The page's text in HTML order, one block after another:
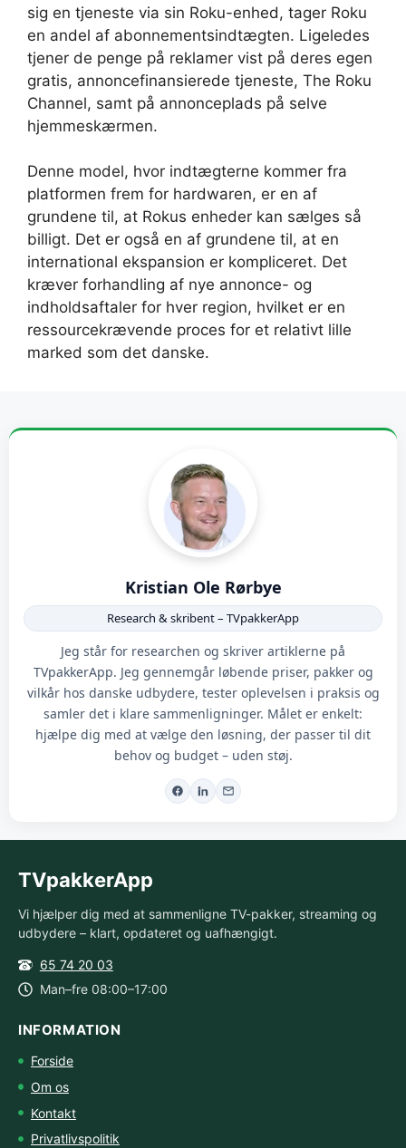
sig en tjeneste via sin Roku-enhed, tager Roku
en andel af abonnementsindtægten. Ligeledes
tjener de penge på reklamer vist på deres egen
gratis, annoncefinansierede tjeneste, The Roku
Channel, samt på annonceplads på selve
hjemmeskærmen.
Denne model, hvor indtægterne kommer fra
platformen frem for hardwaren, er en af
grundene til, at Rokus enheder kan sælges så
billigt. Det er også en af grundene til, at en
international ekspansion er kompliceret. Det
kræver forhandling af nye annonce- og
indholdsaftaler for hver region, hvilket er en
ressourcekrævende proces for et relativt lille
marked som det danske.
Kristian Ole Rørbye
Research & skribent – TVpakkerApp
Jeg står for researchen og skriver artiklerne på
TVpakkerApp. Jeg gennemgår løbende priser, pakker og
vilkår hos danske udbydere, tester oplevelsen i praksis og
samler det i klare sammenligninger. Målet er enkelt:
hjælpe dig med at vælge den løsning, der passer til dit
behov og budget – uden støj.
TVpakkerApp
Vi hjælper dig med at sammenligne TV-pakker, streaming og
udbydere – klart, opdateret og uafhængigt.
65 74 20 03
Man–fre 08:00–17:00
INFORMATION
Forside
Om os
Kontakt
Privatlivspolitik